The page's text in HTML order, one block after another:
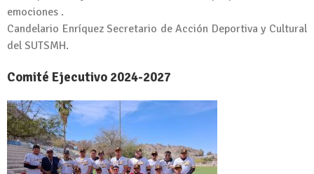
emociones .
Candelario Enríquez Secretario de Acción Deportiva y Cultural
del SUTSMH.
Comité Ejecutivo 2024-2027